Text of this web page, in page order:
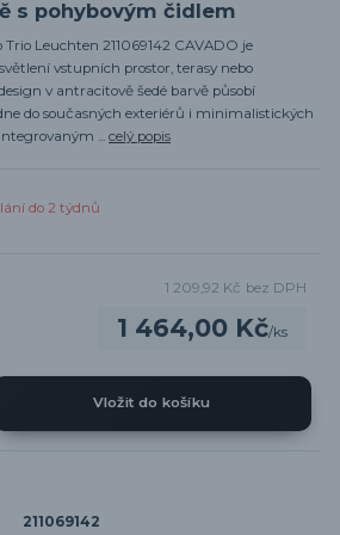
s pohybovým čidlem
Leuchten 211069142 CAVADO je
vstupních prostor, terasy nebo
v antracitově šedé barvě působí
do současných exteriérů i minimalistických
... celý popis
do 2 týdnů
1 464,00 Kč/ks
1 209,92 Kč bez DPH
Vložit do košíku
211069142